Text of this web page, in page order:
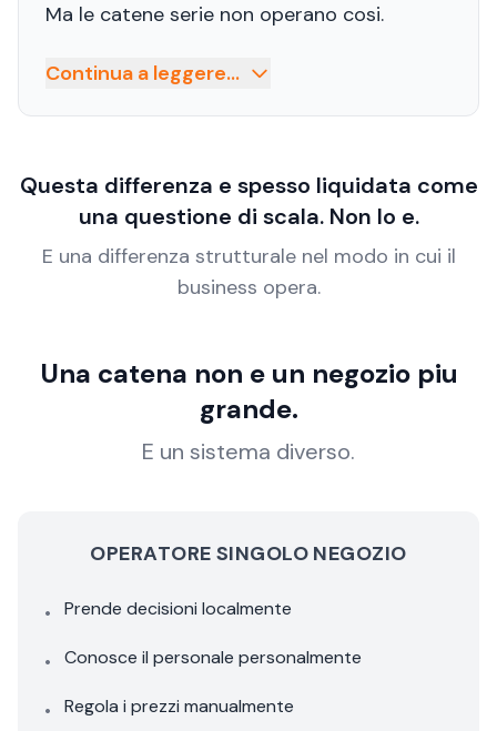
Ma le catene serie non operano cosi.
Continua a leggere...
Questa differenza e spesso liquidata come
una questione di scala. Non lo e.
E una differenza strutturale nel modo in cui il
business opera.
Una catena non e un negozio piu
grande.
E un sistema diverso.
OPERATORE SINGOLO NEGOZIO
• Prende decisioni localmente
• Conosce il personale personalmente
• Regola i prezzi manualmente